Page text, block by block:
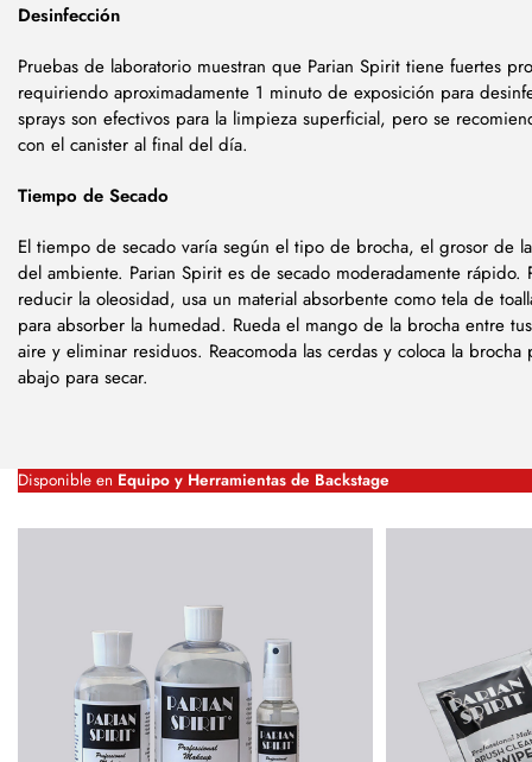
Desinfección
Pruebas de laboratorio muestran que Parian Spirit tiene fuertes
requiriendo aproximadamente 1 minuto de exposición para
sprays son efectivos para la limpieza superficial, pero se
con el canister al final del día.
Tiempo de Secado
El tiempo de secado varía según el tipo de brocha, el grosor de
del ambiente. Parian Spirit es de secado moderadamente rápido.
reducir la oleosidad, usa un material absorbente como tela de
para absorber la humedad. Rueda el mango de la brocha entre
aire y eliminar residuos. Reacomoda las cerdas y coloca la
abajo para secar.
Disponible en Equipo y Herramientas de Backstage